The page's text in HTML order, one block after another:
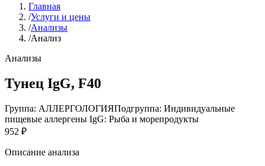
Главная
/Услуги и цены
/Анализы
/Анализ
Анализы
Тунец IgG, F40
Группа: АЛЛЕРГОЛОГИЯПодгруппа: Индивидуальные
пищевые аллергены IgG: Рыба и морепродукты
952 ₽
Описание анализа